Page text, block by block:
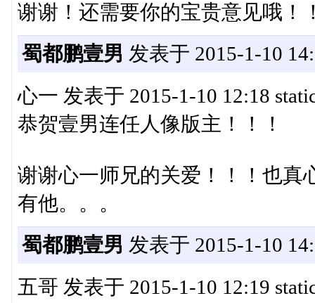
谢谢！还需要你的宝贵意见哦！
蜀都鹏壹男 发表于 2015-1-10
心一 发表于 2015-1-10 12:18
恭贺壹男连任人像版主！！！
谢谢心一师兄的关爱！！！也真
有他。。。
蜀都鹏壹男 发表于 2015-1-10
五哥 发表于 2015-1-10 12:19